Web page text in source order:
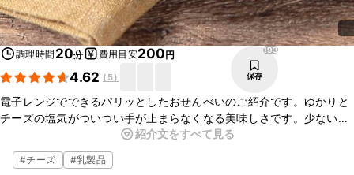
調理時間 20分 費用目安200円
4.62 ( 5)
193
保存
電子レンジでできるパリッとしたおせんべいのご紹介です。ゆかりと
チーズの塩気がついつい手が止まらなくなる美味しさです。少ない材
料で簡単にできますので、おやつや小腹が空いた時などにぜひ試して
みてくださいね！
※『ゆかり』は「三島食品株式会社」の登録商標又は商標です。
紹介文をすべて見る
#チーズ #乳製品